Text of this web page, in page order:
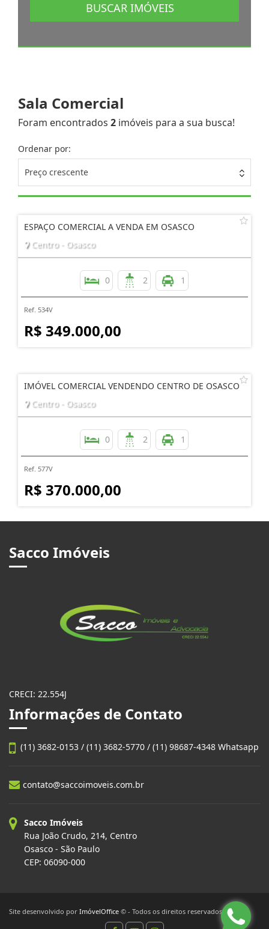
BUSCAR IMÓVEIS
Sala Comercial
Foram encontrados 2 imóveis para a sua busca!
Ordenar por:
Preço crescente
ESPAÇO COMERCIAL A VENDA EM OSASCO
Centro - Osasco
0 2 1
Ref. 534V
R$ 349.000,00
IMÓVEL COMERCIAL VENDENDO CENTRO DE OSASCO
Centro - Osasco
0 2 1
Ref. 577V
R$ 370.000,00
Sacco Imóveis
CRECI: 22.554J
Informações de Contato
(11) 3682-0153 / (11) 3682-5770 / (11) 98687-4348 Whatsapp
contato@saccoimoveis.com.br
Sacco Imóveis
Rua João Crudo, 214, Centro
Osasco - São Paulo
CEP: 06090-000
Site desenvolvido por ImóvelOffice © - Todos os direitos reservados